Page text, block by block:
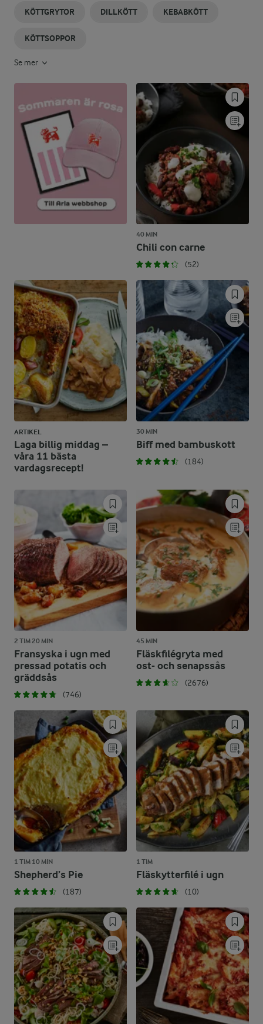
KÖTTGRYTOR DILLKÖTT KEBABKÖTT
KÖTTSOPPOR
Se mer
40 MIN
Chili con carne
(52)
ARTIKEL
Laga billig middag –
våra 11 bästa
vardagsrecept!
30 MIN
Biff med bambuskott
(184)
2 TIM 20 MIN
Fransyska i ugn med
pressad potatis och
gräddsås
(746)
45 MIN
Fläskfilégryta med
ost- och senapssås
(2676)
1 TIM 10 MIN
Shepherd’s Pie
(187)
1 TIM
Fläskytterfilé i ugn
(10)